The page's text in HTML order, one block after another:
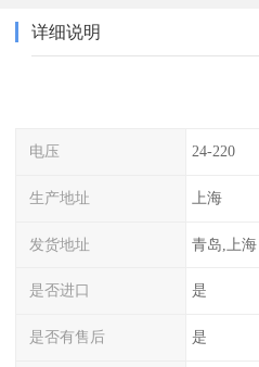
详细说明
电压 24-220
生产地址 上海
发货地址 青岛,上海
是否进口 是
是否有售后 是